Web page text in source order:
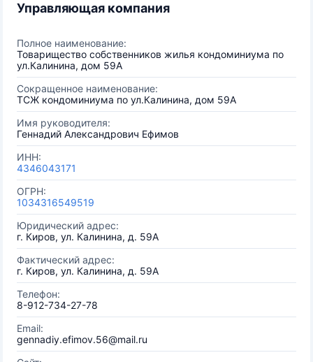
Управляющая компания
Полное наименование:
Товарищество собственников жилья кондоминиума по
ул.Калинина, дом 59А
Сокращенное наименование:
ТСЖ кондоминиума по ул.Калинина, дом 59А
Имя руководителя:
Геннадий Александрович Ефимов
ИНН:
4346043171
ОГРН:
1034316549519
Юридический адрес:
г. Киров, ул. Калинина, д. 59А
Фактический адрес:
г. Киров, ул. Калинина, д. 59А
Телефон:
8-912-734-27-78
Email:
gennadiy.efimov.56@mail.ru